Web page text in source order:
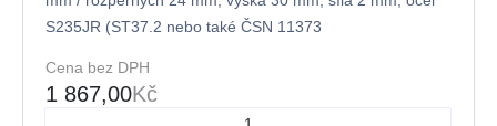
S235JR (ST37.2 nebo také ČSN 11373
Cena bez DPH
1 867,00Kč